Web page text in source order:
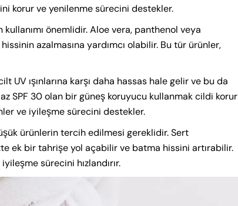
korur ve yenilenme sürecini destekler.
önemlidir. Aloe vera, panthenol veya
azalmasına yardımcı olabilir. Bu tür ürünler,
UV ışınlarına karşı daha hassas hale gelir ve bu da
SPF 30 olan bir güneş koruyucu kullanmak cildi korur
ve iyileşme sürecini destekler.
ürünlerin tercih edilmesi gereklidir. Sert
ek bir tahrişe yol açabilir ve batma hissini artırabilir.
sürecini hızlandırır.